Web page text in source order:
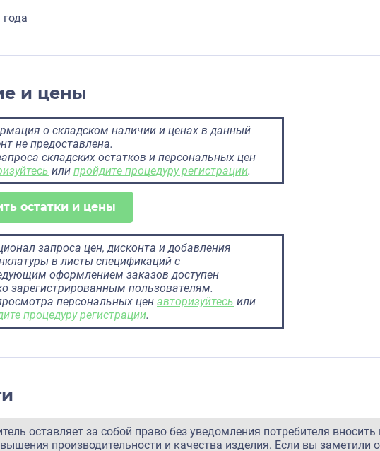
года
и цены
о складском наличии и ценах в данный
не предоставлена.
складских остатков и персональных цен
или пройдите процедуру регистрации.
остатки и цены
запроса цен, дисконта и добавления
в листы спецификаций с
оформлением заказов доступен
зарегистрированным пользователям.
персональных цен авторизуйтесь или
процедуру регистрации.
оставляет за собой право без уведомления потребителя
производительности и качества изделия. Если вы